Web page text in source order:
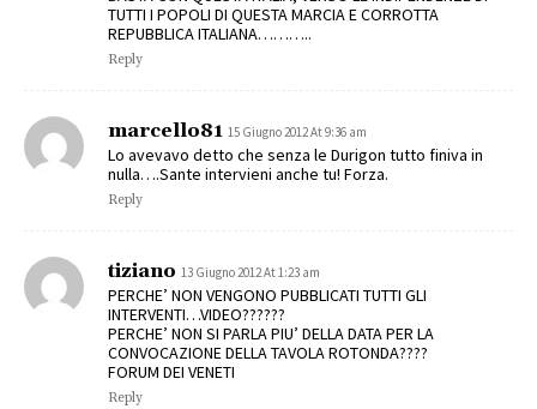
TUTTI I POPOLI DI QUESTA MARCIA E CORROTTA
REPUBBLICA ITALIANA………..
Reply
marcello81 15 Giugno 2012 At 9:36 am
Lo avevavo detto che senza le Durigon tutto finiva in
nulla….Sante intervieni anche tu! Forza.
Reply
tiziano 13 Giugno 2012 At 1:23 am
PERCHE’ NON VENGONO PUBBLICATI TUTTI GLI
INTERVENTI…VIDEO??????
PERCHE’ NON SI PARLA PIU’ DELLA DATA PER LA
CONVOCAZIONE DELLA TAVOLA ROTONDA????
FORUM DEI VENETI
Reply